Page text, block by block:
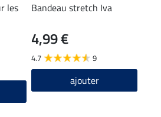
les
Bandeau stretch Iva
4,99 €
4.7 9
ajouter